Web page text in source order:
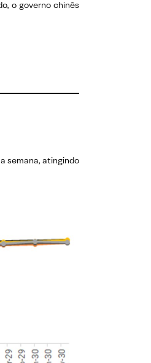
o governo chinês
semana, atingindo